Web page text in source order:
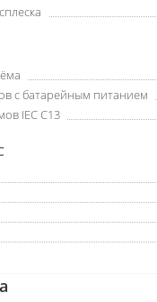
с батарейным питанием
IEC C13